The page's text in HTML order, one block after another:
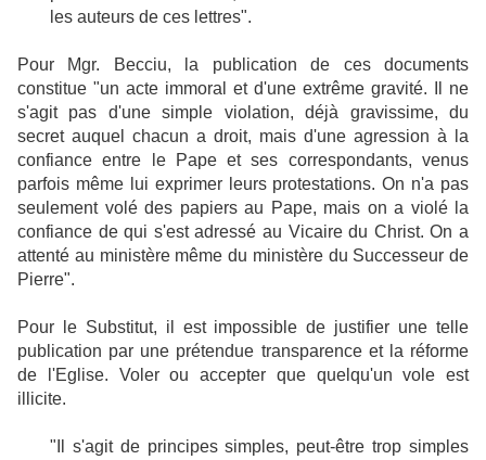
les auteurs de ces lettres".
Pour Mgr. Becciu, la publication de ces documents
constitue "un acte immoral et d'une extrême gravité. Il ne
s'agit pas d'une simple violation, déjà gravissime, du
secret auquel chacun a droit, mais d'une agression à la
confiance entre le Pape et ses correspondants, venus
parfois même lui exprimer leurs protestations. On n'a pas
seulement volé des papiers au Pape, mais on a violé la
confiance de qui s'est adressé au Vicaire du Christ. On a
attenté au ministère même du ministère du Successeur de
Pierre".
Pour le Substitut, il est impossible de justifier une telle
publication par une prétendue transparence et la réforme
de l'Eglise. Voler ou accepter que quelqu'un vole est
illicite.
"Il s'agit de principes simples, peut-être trop simples